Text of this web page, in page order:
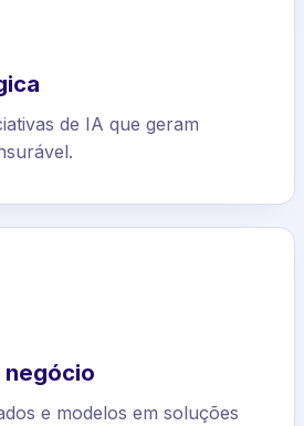
de IA que geram
negócio
e modelos em soluções